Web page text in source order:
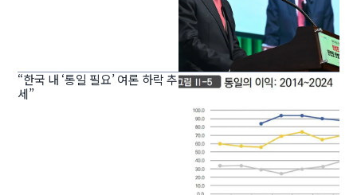
“한국 내 ‘통일 필요’ 여론 하락 추
세”